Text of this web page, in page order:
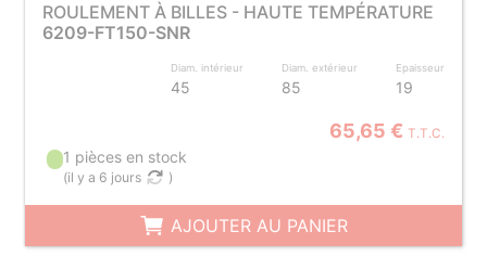
ROULEMENT À BILLES - HAUTE TEMPÉRATURE
6209-FT150-SNR
Diam. intérieur
45
Diam. extérieur
85
Epaisseur
19
65,65 € T.T.C.
1 pièces en stock
(il y a 6 jours )
AJOUTER AU PANIER